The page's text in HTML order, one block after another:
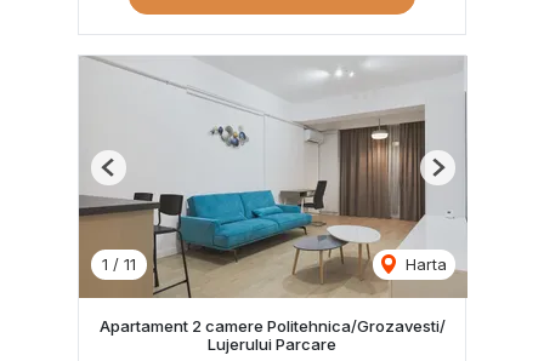
1 / 11 Harta
Previous Next
Apartament 2 camere Politehnica/Grozavesti/
Lujerului Parcare